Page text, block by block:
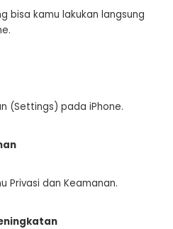
bisa kamu lakukan langsung
(Settings) pada iPhone.
Privasi dan Keamanan.